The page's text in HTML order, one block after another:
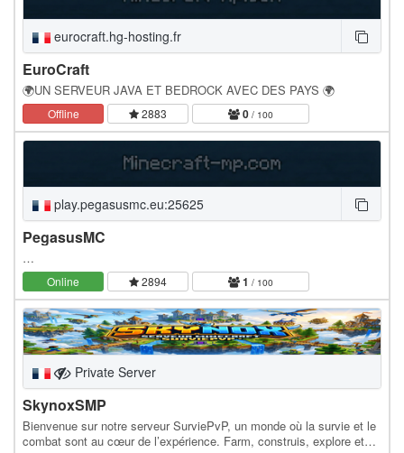
eurocraft.hg-hosting.fr
EuroCraft
🌍UN SERVEUR JAVA ET BEDROCK AVEC DES PAYS 🌍
Offline 2883 0 / 100
play.pegasusmc.eu:25625
PegasusMC
…
Online 2894 1 / 100
Private Server
SkynoxSMP
Bienvenue sur notre serveur SurviePvP, un monde où la survie et le
combat sont au cœur de l’expérience. Farm, construis, explore et